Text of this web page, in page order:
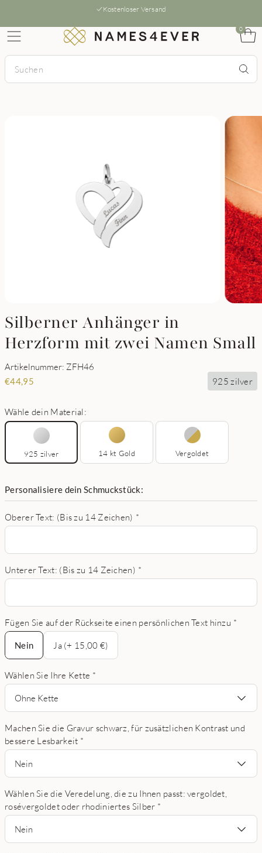
Kostenloser Versand
0
Silberner Anhänger in
Herzform mit zwei Namen Small
Artikelnummer: ZFH46
€44,95 925 zilver
Wähle dein Material:
925 zilver 14 kt Gold Vergoldet
Personalisiere dein Schmuckstück:
Oberer Text: (Bis zu 14 Zeichen) *
Unterer Text: (Bis zu 14 Zeichen) *
Fügen Sie auf der Rückseite einen persönlichen Text hinzu *
Nein
Nein
Ja (+ 15,00 €)
Wählen Sie Ihre Kette *
Ohne Kette
Machen Sie die Gravur schwarz, für zusätzlichen Kontrast und
bessere Lesbarkeit *
Nein
Wählen Sie die Veredelung, die zu Ihnen passt: vergoldet,
rosévergoldet oder rhodiniertes Silber *
Nein